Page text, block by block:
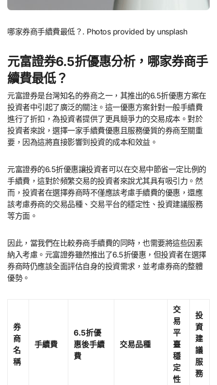
哪家券商手續費最低？. Photos provided by unsplash
元富證券6.5折優惠分析，哪家券商手
續費最低？
元富證券是台灣知名的券商之一，其推出的6.5折優惠方案在
投資者中引起了廣泛的關注。這一優惠方案針對一般手續費
進行了折扣，為投資者提供了更具競爭力的交易成本。對於
投資者來說，選擇一家手續費優惠且服務優質的券商至關重
要，因為這將直接影響到投資的成本和效益。
元富證券的6.5折優惠讓投資者可以在交易中節省一定比例的
手續費，這對於頻繁交易的投資者來說尤其具有吸引力。然
而，投資者在選擇券商時不僅應該考慮手續費的優惠，還應
該考慮券商的交易品種、交易平台的穩定性、投資建議服務
等方面。
因此，當我們在比較券商手續費的同時，也需要將這些因素
納入考慮。元富證券雖然推出了6.5折優惠，但投資者在選擇
券商時仍應該全面評估自身的投資需求，並考慮券商的整體
優勢。
券
商
名
稱
手續費
6.5折優
惠後手續
費
交易品種
交
易
平
臺
穩
定
性
投
資
建
議
服
務